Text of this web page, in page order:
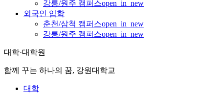
강릉/원주 캠퍼스open_in_new
외국인 입학
춘천/삼척 캠퍼스open_in_new
강릉/원주 캠퍼스open_in_new
대학·대학원
함께 꾸는 하나의 꿈, 강원대학교
대학